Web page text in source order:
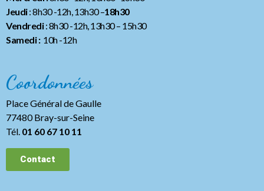
Jeudi: 8h30 -12h, 13h30 –18h30
Vendredi: 8h30 -12h, 13h30– 15h30
Samedi :10h -12h
Coordonnées
Place Général de Gaulle
77480 Bray-sur-Seine
Tél. 01 60 67 10 11
Contact